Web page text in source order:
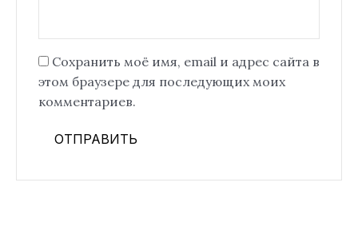
Сохранить моё имя, email и адрес сайта в
этом браузере для последующих моих
комментариев.